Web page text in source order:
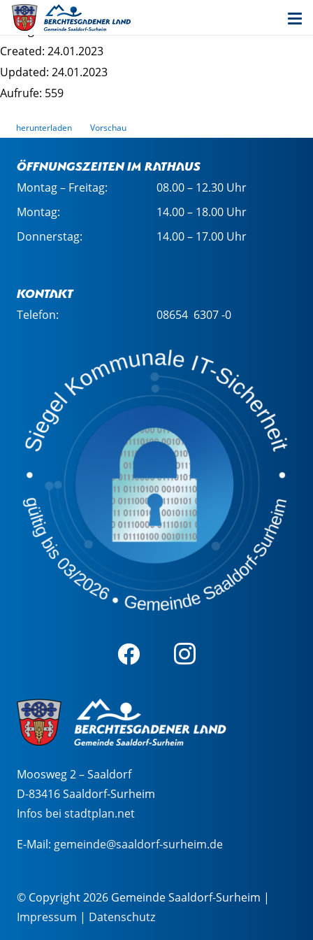
Bebauungsplan "Stoißbergweg" - Satzung
Dateigrösse: 185.69 KB
Created: 24.01.2023
Updated: 24.01.2023
Aufrufe: 559
herunterladen Vorschau
Öffnungszeiten im Rathaus
Montag – Freitag:
08.00 – 12.30 Uhr
Montag:
14.00 – 18.00 Uhr
Donnerstag:
14.00 – 17.00 Uhr
Kontakt
Telefon: 08654 6307 -0
Moosweg 2 – Saaldorf
D-83416 Saaldorf-Surheim
Infos bei stadtplan.net
E-Mail: gemeinde@saaldorf-surheim.de
© Copyright 2026 Gemeinde Saaldorf-Surheim |
Impressum | Datenschutz